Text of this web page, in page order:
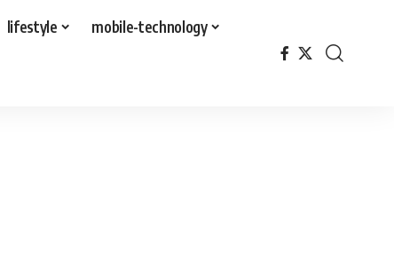
lifestyle mobile-technology